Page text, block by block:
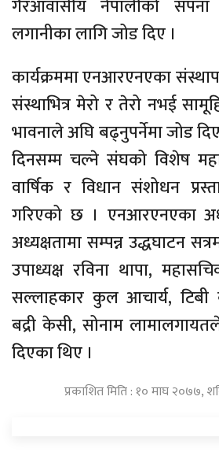
गैरआवासीय नेपालीको
लगानीका लागि जोड दिए ।
कार्यक्रममा एनआरएनएका
संस्थाभित्र मेरो र तेरो नभई
भावनाले अघि बढ्नुपर्नेमा जोड
दिनसम्म चल्ने संघको विशेष
वार्षिक र विधान संशोधन
गरिएको छ । एनआरएनएका
अध्यक्षतामा सम्पन्न उद्धघाटन
उपाध्यक्ष रविना थापा,
सल्लाहकार कुल आचार्य, टिबी
बद्री केसी, सोनाम
दिएका थिए ।
प्रकाशित मिति : १० माघ २०७७,